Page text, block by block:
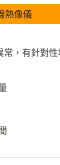
熱像儀
常，有針對